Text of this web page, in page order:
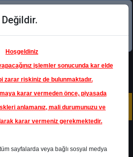
indirin!
Değildir.
Hoşgeldiniz
işlemler sonucunda kar elde
zarar riskiniz de bulunmaktadır.
karar vermeden önce, piyasada
anlamanız, mali durumunuzu ve
alarak karar vermeniz gerekmektedir.
sayfalarda veya bağlı sosyal medya